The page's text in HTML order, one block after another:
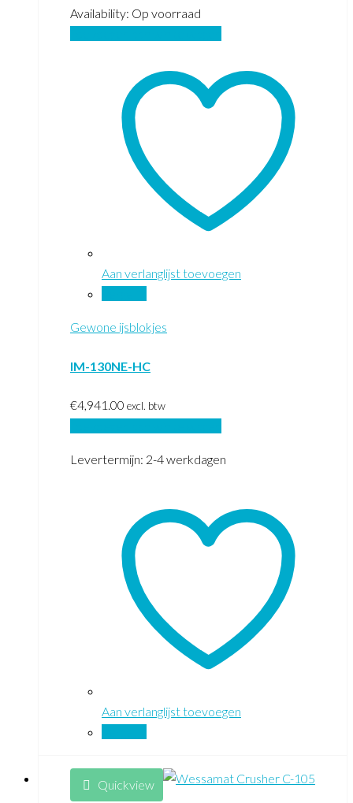
Availability: Op voorraad
Aan verlanglijst toevoegen
Gewone ijsblokjes
IM-130NE-HC
€4,941.00 excl. btw
Levertermijn: 2-4 werkdagen
Aan verlanglijst toevoegen
Quickview